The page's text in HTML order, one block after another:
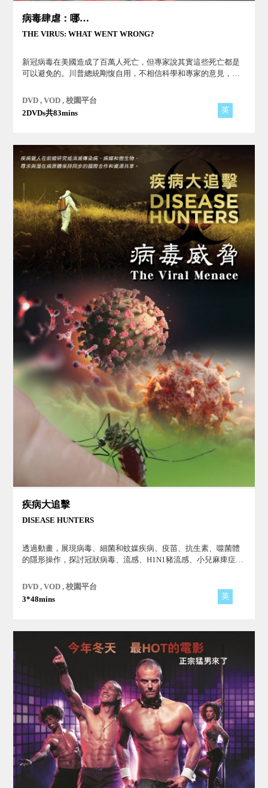
病毒肆虐：哪裡出了問題？
THE VIRUS: WHAT WENT WRONG?
新冠病毒在美國造成了百萬人死亡，但專家說其實這些死亡都是
可以避免的。川普總統剛愎自用，不相信科學和專家的意見，因
一發不可收拾？
DVD , VOD , 校園平台
2DVDs共83mins
英
疾病大追擊
DISEASE HUNTERS
透過動畫，展現病毒、細菌和蚊媒疾病、疫苗、抗生素、噬菌體
的隱形操作，探討冠狀病毒、流感、H1N1豬流感、小兒麻痺症、
DVD , VOD , 校園平台
3*48mins
英